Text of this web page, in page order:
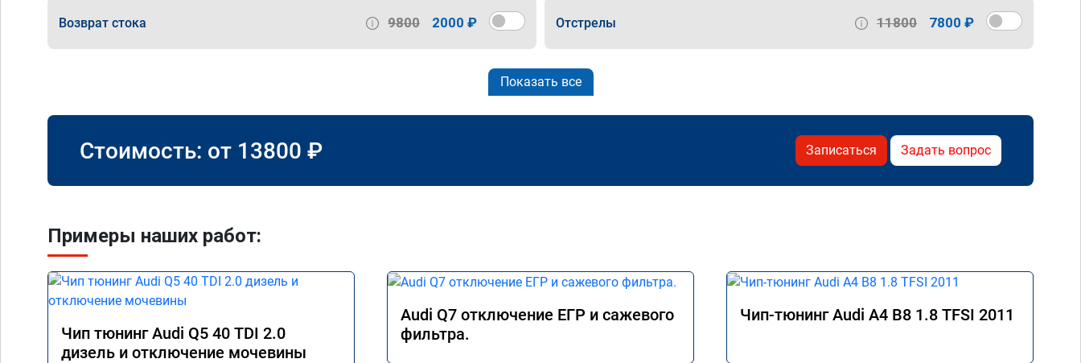
Возврат стока 9800 2000 ₽ Отстрелы 11800 7800 ₽
Показать все
Стоимость: от 13800 ₽ Записаться Задать вопрос
Примеры наших работ:
Чип тюнинг Audi Q5 40 TDI 2.0
дизель и отключение мочевины
Audi Q7 отключение ЕГР и сажевого
фильтра.
Чип-тюнинг Audi A4 B8 1.8 TFSI 2011